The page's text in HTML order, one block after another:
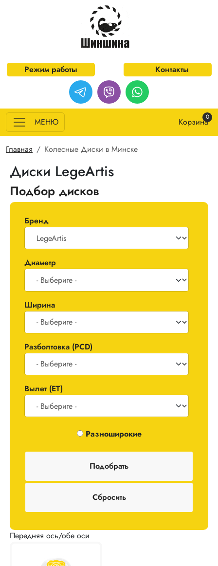
Перейти к основному содержанию
Режим работы Контакты
МЕНЮ Корзина0
Строка навигации
Главная Колесные Диски в Минске
Диски LegeArtis
Подбор дисков
Бренд
Диаметр
Ширина
Разболтовка (PCD)
Вылет (ET)
Одноширокие / Разноширокие
Разноширокие
Передняя ось/обе оси